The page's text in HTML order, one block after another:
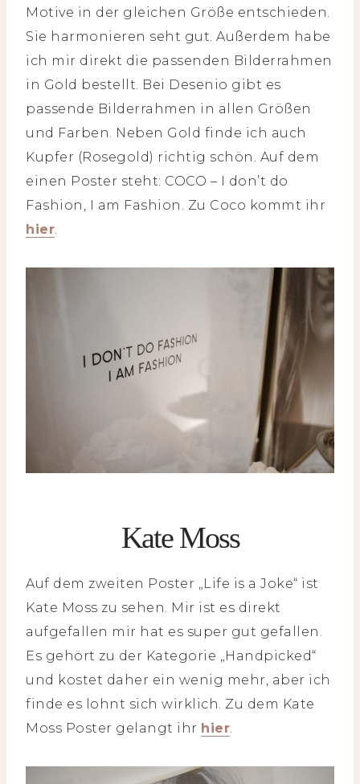
Motive in der gleichen Größe entschieden.
Sie harmonieren seht gut. Außerdem habe
ich mir direkt die passenden Bilderrahmen
in Gold bestellt. Bei Desenio gibt es
passende Bilderrahmen in allen Größen
und Farben. Neben Gold finde ich auch
Kupfer (Rosegold) richtig schön. Auf dem
einen Poster steht: COCO – I don’t do
Fashion, I am Fashion. Zu Coco kommt ihr
hier.
Kate Moss
Auf dem zweiten Poster „Life is a Joke“ ist
Kate Moss zu sehen. Mir ist es direkt
aufgefallen mir hat es super gut gefallen.
Es gehört zu der Kategorie „Handpicked“
und kostet daher ein wenig mehr, aber ich
finde es lohnt sich wirklich. Zu dem Kate
Moss Poster gelangt ihr hier.